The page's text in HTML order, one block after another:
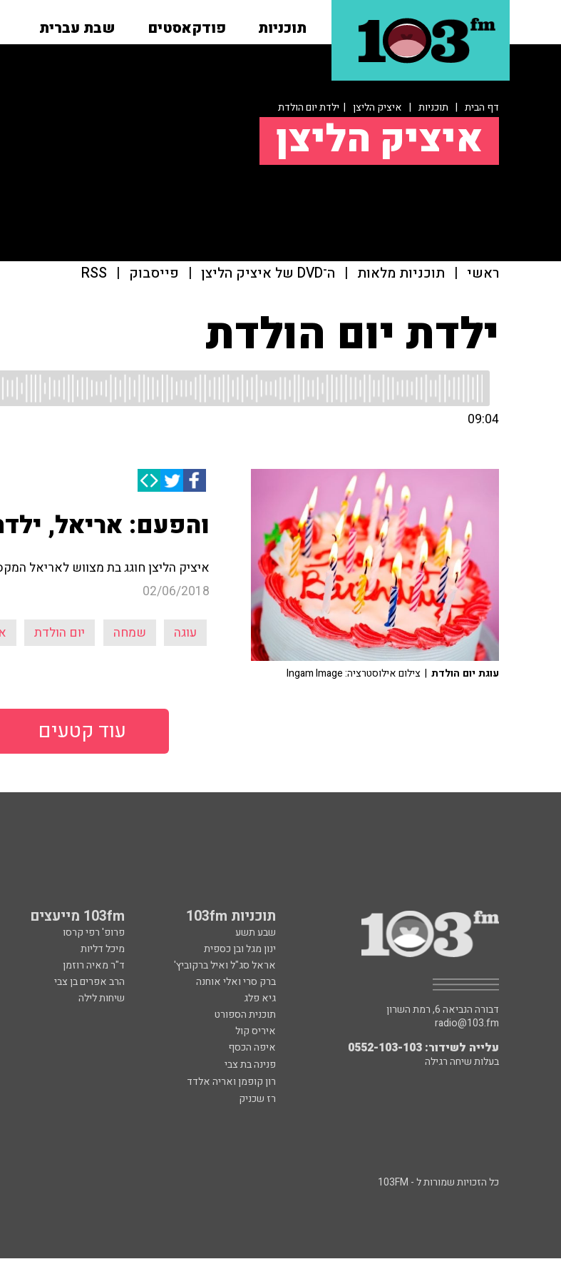
תוכניות פודקאסטים שבת עברית
דף הבית | תוכניות | איציק הליצן | ילדת יום הולדת
איציק הליצן
ראשי | תוכניות מלאות | ה־DVD של איציק הליצן | פייסבוק |
RSS
ילדת יום הולדת
09:04
והפעם: אריאל,
איציק הליצן חוגג בת מצווש לאריאל
02/06/2018
עוגה שמחה יום הולדת
עוגת יום הולדת | צילום אילוסטרציה: Ingam Image
עוד קטעים
תוכניות 103fm 103fm מייעצים
שבע תשע פרופ' רפי קרסו
ינון מגל ובן כספית
מיכל דליות
אראל סג"ל ואיל ברקוביץ'
ד"ר מאיה רוזמן
ברק סרי ואלי אוחנה
הרב אפרים בן צבי
גיא פלג
שיחות לילה
תוכנית הספורט
איריס קול
איפה הכסף
פנינה בת צבי
רון קופמן ואריה אלדד
רז שכניק
דבורה הנביאה 6, רמת השרון
radio@103.fm
עלייה לשידור: 0552-103-103
בעלות שיחה רגילה
כל הזכויות שמורות ל - 103FM